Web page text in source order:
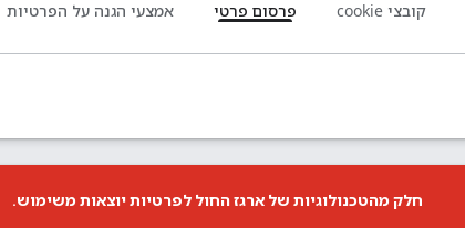
קובצי cookie פרסום פרטי אמצעי הגנה על הפרטיות
חלק מהטכנולוגיות של ארגז החול לפרטיות יוצאות משימוש.